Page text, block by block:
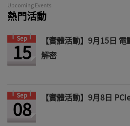
Upcoming Events
熱門活動
Sep
15
【實體活動】9月15日
解密
Sep
08 【實體活動】9月8日